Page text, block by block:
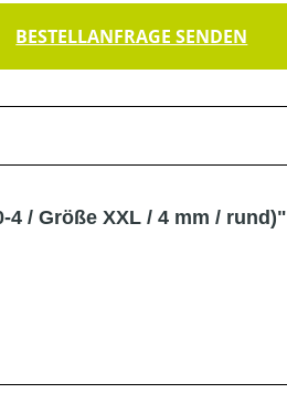
BESTELLANFRAGE SENDEN
/ Größe XXL / 4 mm / rund)"